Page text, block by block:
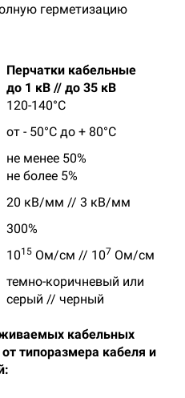
герметизацию
Перчатки кабельные
до 1 кВ // до 35 кВ
120-140°C
от - 50°C до + 80°C
не менее 50%
не более 5%
20 кВ/мм // 3 кВ/мм
300%
1015 Ом/см // 107 Ом/см
темно-коричневый или
серый // черный
кабельных
типоразмера кабеля и